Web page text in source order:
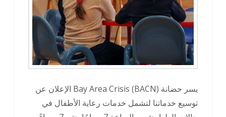
يسر حضانة Bay Area Crisis (BACN) الإعلان عن
توسيع خدماتنا لتشمل خدمات رعاية الأطفال في